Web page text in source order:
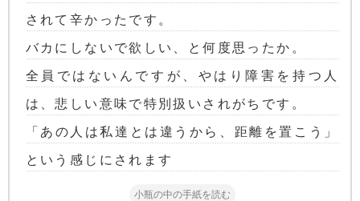
されて辛かったです。
バカにしないで欲しい、と何度思ったか。
全員ではないんですが、やはり障害を持つ人
は、悲しい意味で特別扱いされがちです。
「あの人は私達とは違うから、距離を置こう」
という感じにされます
小瓶の中の手紙を読む